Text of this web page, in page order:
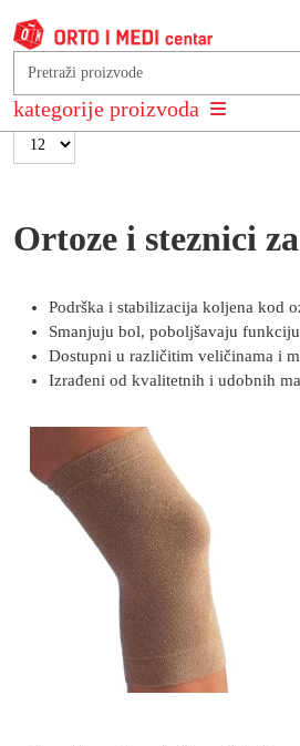
kategorije proizvoda
Poredaj po
Najnovije +/-
Rezultati 1 - 12 od 18
Ortoze i steznici
Podrška i stabilizacija koljena kod
Smanjuju bol, poboljšavaju
Dostupni u različitim veličinama i
Izrađeni od kvalitetnih i udobnih